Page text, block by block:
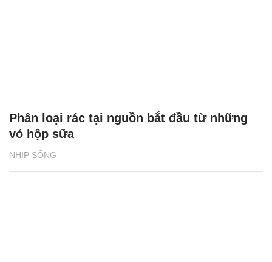
NHỊP SỐNG
Phân loại rác tại nguồn bắt đầu từ những
vỏ hộp sữa